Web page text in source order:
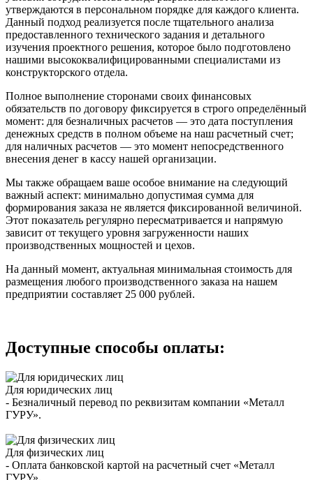
утверждаются в персональном порядке для каждого клиента.
Данный подход реализуется после тщательного анализа
предоставленного технического задания и детального
изучения проектного решения, которое было подготовлено
нашими высококвалифицированными специалистами из
конструкторского отдела.
Полное выполнение сторонами своих финансовых
обязательств по договору фиксируется в строго определённый
момент: для безналичных расчетов — это дата поступления
денежных средств в полном объеме на наш расчетный счет;
для наличных расчетов — это момент непосредственного
внесения денег в кассу нашей организации.
Мы также обращаем ваше особое внимание на следующий
важный аспект: минимально допустимая сумма для
формирования заказа не является фиксированной величиной.
Этот показатель регулярно пересматривается и напрямую
зависит от текущего уровня загруженности наших
производственных мощностей и цехов.
На данный момент, актуальная минимальная стоимость для
размещения любого производственного заказа на нашем
предприятии составляет 25 000 рублей.
Доступные способы оплаты:
Для юридических лиц
- Безналичный перевод по реквизитам компании «Металл
ГУРУ».
Для физических лиц
- Оплата банковской картой на расчетный счет «Металл
ГУРУ».